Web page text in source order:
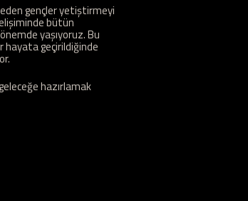
gençler yetiştirmeyi
bütün
yaşıyoruz. Bu
hayata geçirildiğinde
hazırlamak